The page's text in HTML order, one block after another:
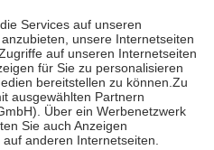
nie mehr als die tatsächlichen
auch für Online-Apotheken.
beträgt die
sowie zehn Euro je
für ihre eigene Gesundheit zu